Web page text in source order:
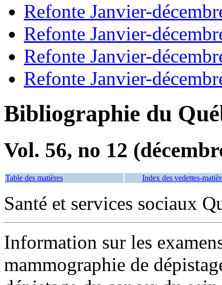
Refonte Janvier-
Refonte Janvier-
Refonte Janvier-
Refonte Janvier-
Bibliographie du
Vol. 56, no 12
Table des matières Index des vedettes-
Santé et services sociaux
Information sur les
mammographie de